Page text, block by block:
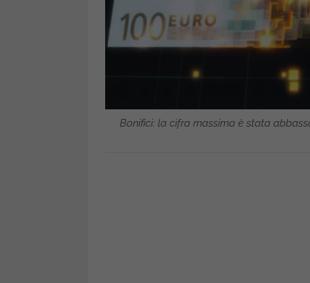
Bonifici: la cifra massima è stata